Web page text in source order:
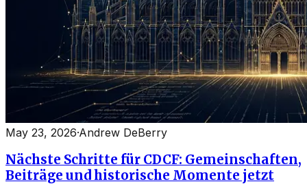
May 23, 2026·Andrew DeBerry
Nächste Schritte für CDCF: Gemeinschaften,
Beiträge und historische Momente jetzt